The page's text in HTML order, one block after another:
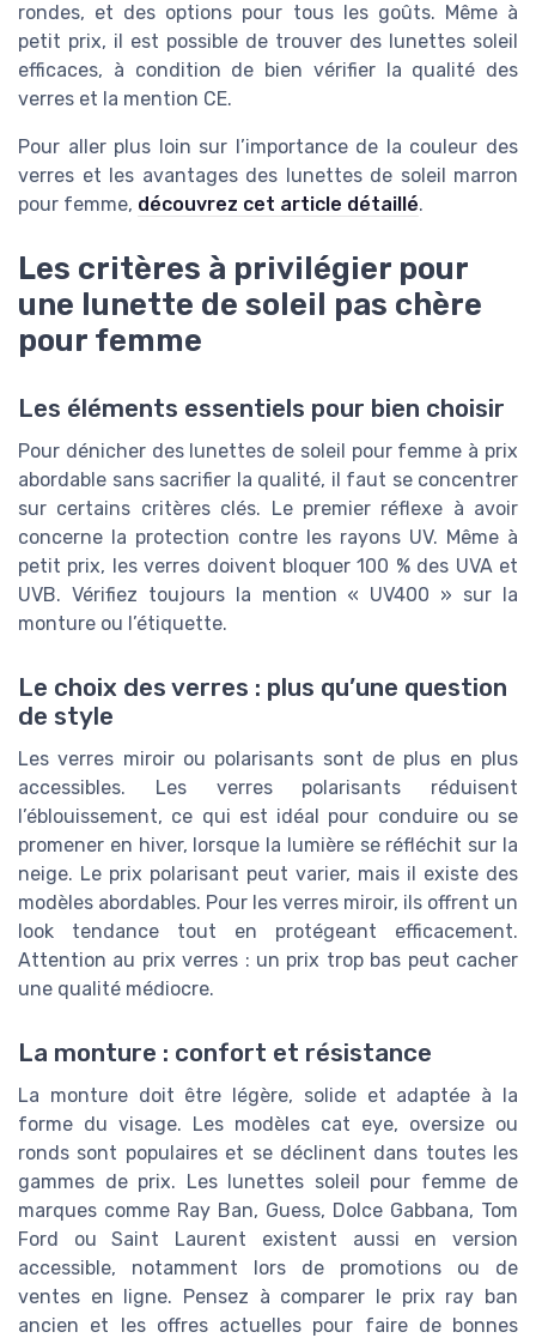
rondes, et des options pour tous les goûts. Même à
petit prix, il est possible de trouver des lunettes soleil
efficaces, à condition de bien vérifier la qualité des
verres et la mention CE.
Pour aller plus loin sur l’importance de la couleur des
verres et les avantages des lunettes de soleil marron
pour femme, découvrez cet article détaillé.
Les critères à privilégier pour
une lunette de soleil pas chère
pour femme
Les éléments essentiels pour bien choisir
Pour dénicher des lunettes de soleil pour femme à prix
abordable sans sacrifier la qualité, il faut se concentrer
sur certains critères clés. Le premier réflexe à avoir
concerne la protection contre les rayons UV. Même à
petit prix, les verres doivent bloquer 100 % des UVA et
UVB. Vérifiez toujours la mention « UV400 » sur la
monture ou l’étiquette.
Le choix des verres : plus qu’une question
de style
Les verres miroir ou polarisants sont de plus en plus
accessibles. Les verres polarisants réduisent
l’éblouissement, ce qui est idéal pour conduire ou se
promener en hiver, lorsque la lumière se réfléchit sur la
neige. Le prix polarisant peut varier, mais il existe des
modèles abordables. Pour les verres miroir, ils offrent un
look tendance tout en protégeant efficacement.
Attention au prix verres : un prix trop bas peut cacher
une qualité médiocre.
La monture : confort et résistance
La monture doit être légère, solide et adaptée à la
forme du visage. Les modèles cat eye, oversize ou
ronds sont populaires et se déclinent dans toutes les
gammes de prix. Les lunettes soleil pour femme de
marques comme Ray Ban, Guess, Dolce Gabbana, Tom
Ford ou Saint Laurent existent aussi en version
accessible, notamment lors de promotions ou de
ventes en ligne. Pensez à comparer le prix ray ban
ancien et les offres actuelles pour faire de bonnes